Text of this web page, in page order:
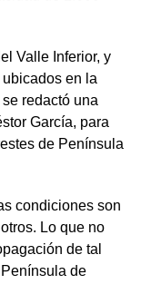
Valle Inferior, y
en la
redactó una
García, para
de Península
condiciones son
. Lo que no
de tal
de